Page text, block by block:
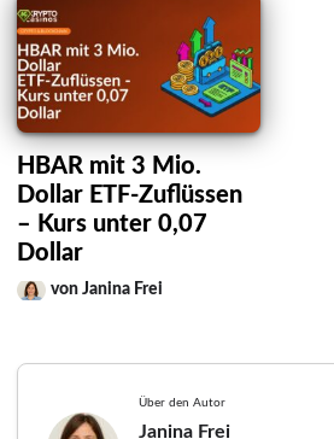
HBAR mit 3 Mio.
Dollar ETF-Zuflüssen
– Kurs unter 0,07
Dollar
von Janina Frei
Über den Autor
Janina Frei